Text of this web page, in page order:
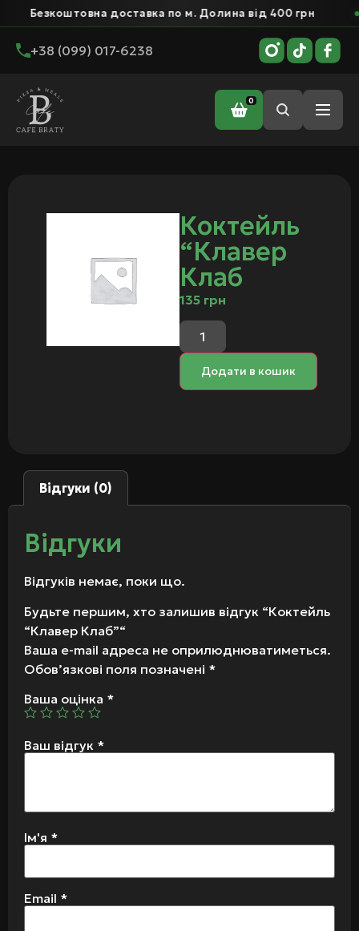
Безкоштовна доставка по м. Долина від 400 грн
+38 (099) 017-6238
0
Головна / Коктейль “Клавер Клаб
Коктейль
“Клавер
Клаб
135 грн
Додати в кошик
Відгуки (0)
Відгуки
Відгуків немає, поки що.
Будьте першим, хто залишив відгук “Коктейль
“Клавер Клаб”“
Ваша e-mail адреса не оприлюднюватиметься.
Обов’язкові поля позначені *
Ваша оцінка *
Ваш відгук *
Ім'я *
Email *